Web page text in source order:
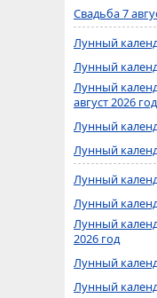
Свадьба 7
Лунный
Лунный
Лунный
август 2026
Лунный
Лунный
Лунный
Лунный
Лунный
2026 год
Лунный
Лунный